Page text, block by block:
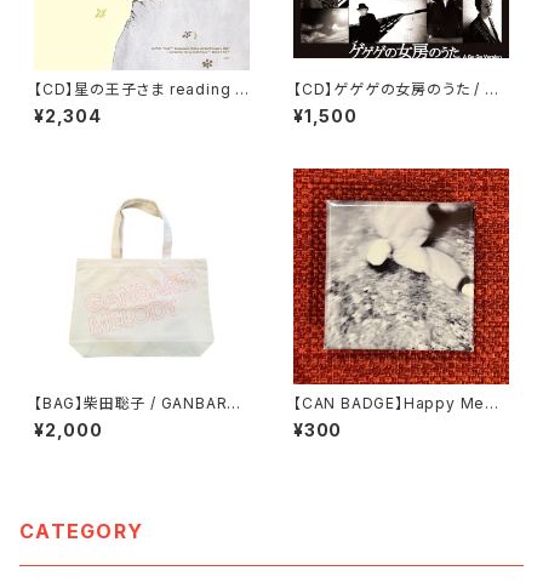
【CD】星の王子さま reading a
nd music / 音楽：野崎美波
¥2,304
【CD】ゲゲゲの女房のうた / 小
島麻由美
¥1,500
【BAG】柴田聡子 / GANBARE!
MELODY トートバッグ(マゼン
タプリント)
¥2,000
【CAN BADGE】Happy Medi
um ジャケット柄缶バッジ
¥300
CATEGORY